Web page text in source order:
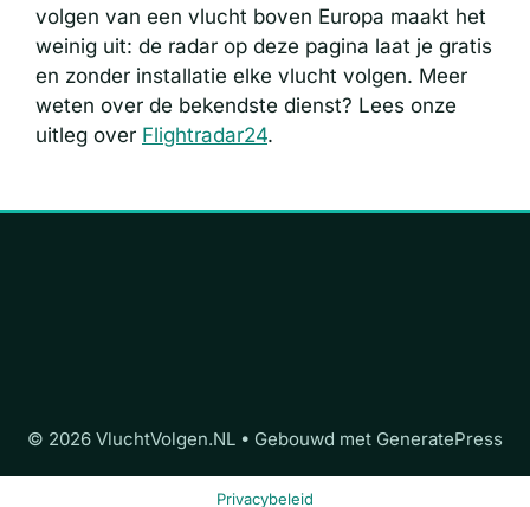
volgen van een vlucht boven Europa maakt het
weinig uit: de radar op deze pagina laat je gratis
en zonder installatie elke vlucht volgen. Meer
weten over de bekendste dienst? Lees onze
uitleg over Flightradar24.
© 2026 VluchtVolgen.NL • Gebouwd met GeneratePress
Privacybeleid